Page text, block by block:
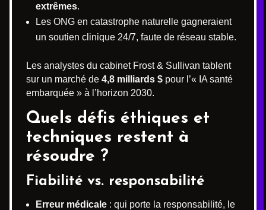
extrêmes.
Les ONG en catastrophe naturelle gagneraient
un soutien clinique 24/7, faute de réseau stable.
Les analystes du cabinet Frost & Sullivan tablent
sur un marché de 4,8 milliards $ pour l’« IA santé
embarquée » à l’horizon 2030.
Quels défis éthiques et
techniques restent à
résoudre ?
Fiabilité vs. responsabilité
Erreur médicale : qui porte la responsabilité, le